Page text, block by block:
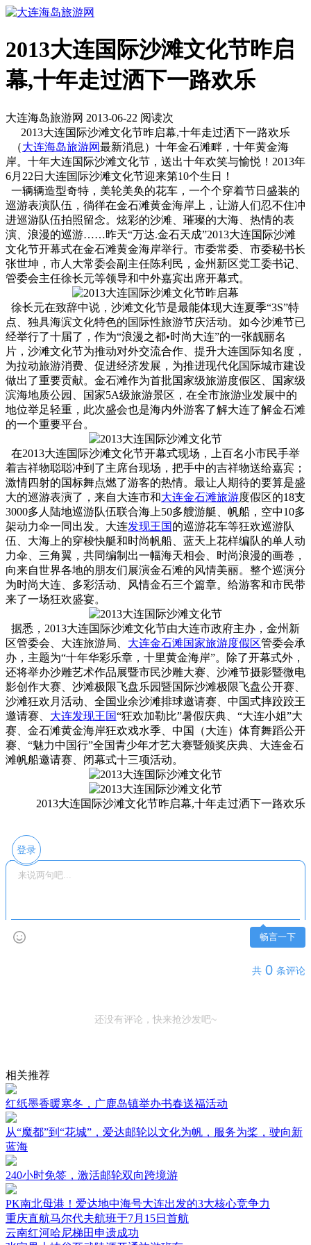
2013大连国际沙滩文化节昨启
幕,十年走过洒下一路欢乐
大连海岛旅游网 2013-06-22 阅读次
2013大连国际沙滩文化节昨启幕,十年走过洒下一路欢乐
（大连海岛旅游网最新消息）十年金石滩畔，十年黄金海
岸。十年大连国际沙滩文化节，送出十年欢笑与愉悦！2013年
6月22日大连国际沙滩文化节迎来第10个生日！
一辆辆造型奇特，美轮美奂的花车，一个个穿着节日盛装的
巡游表演队伍，徜徉在金石滩黄金海岸上，让游人们忍不住冲
进巡游队伍拍照留念。炫彩的沙滩、璀璨的大海、热情的表
演、浪漫的巡游……昨天“万达.金石天成”2013大连国际沙滩
文化节开幕式在金石滩黄金海岸举行。市委常委、市委秘书长
张世坤，市人大常委会副主任陈利民，金州新区党工委书记、
管委会主任徐长元等领导和中外嘉宾出席开幕式。
徐长元在致辞中说，沙滩文化节是最能体现大连夏季“3S”特
点、独具海滨文化特色的国际性旅游节庆活动。如今沙滩节已
经举行了十届了，作为“浪漫之都•时尚大连”的一张靓丽名
片，沙滩文化节为推动对外交流合作、提升大连国际知名度，
为拉动旅游消费、促进经济发展，为推进现代化国际城市建设
做出了重要贡献。金石滩作为首批国家级旅游度假区、国家级
滨海地质公园、国家5A级旅游景区，在全市旅游业发展中的
地位举足轻重，此次盛会也是海内外游客了解大连了解金石滩
的一个重要平台。
在2013大连国际沙滩文化节开幕式现场，上百名小市民手举
着吉祥物聪聪冲到了主席台现场，把手中的吉祥物送给嘉宾；
激情四射的国标舞点燃了游客的热情。最让人期待的要算是盛
大的巡游表演了，来自大连市和大连金石滩旅游度假区的18支
3000多人陆地巡游队伍联合海上50多艘游艇、帆船，空中10多
架动力伞一同出发。大连发现王国的巡游花车等狂欢巡游队
伍、大海上的穿梭快艇和时尚帆船、蓝天上花样编队的单人动
力伞、三角翼，共同编制出一幅海天相会、时尚浪漫的画卷，
向来自世界各地的朋友们展演金石滩的风情美丽。整个巡演分
为时尚大连、多彩活动、风情金石三个篇章。给游客和市民带
来了一场狂欢盛宴。
据悉，2013大连国际沙滩文化节由大连市政府主办，金州新
区管委会、大连旅游局、 大连金石滩国家旅游度假区管委会承
办，主题为“十年华彩乐章，十里黄金海岸”。除了开幕式外，
还将举办沙雕艺术作品展暨市民沙雕大赛、沙滩节摄影暨微电
影创作大赛、沙滩极限飞盘乐园暨国际沙滩极限飞盘公开赛、
沙滩狂欢月活动、全国业余沙滩排球邀请赛、中国式摔跤跤王
邀请赛、 大连发现王国“狂欢加勒比”暑假庆典、“大连小姐”大
赛、金石滩黄金海岸狂欢戏水季、中国（大连）体育舞蹈公开
赛、“魅力中国行”全国青少年才艺大赛暨颁奖庆典、大连金石
滩帆船邀请赛、闭幕式十三项活动。
2013大连国际沙滩文化节昨启幕,十年走过洒下一路欢乐
登录
畅言一下
共 0 条评论
还没有评论，快来抢沙发吧~
相关推荐
红纸墨香暖寒冬，广鹿岛镇举办书春送福活动
从“魔都”到“花城”，爱达邮轮以文化为帆，服务为桨，驶向新
蓝海
240小时免签，激活邮轮双向跨境游
PK南北母港！爱达地中海号大连出发的3大核心竞争力
重庆直航马尔代夫航班于7月15日首航
云南红河哈尼梯田申遗成功